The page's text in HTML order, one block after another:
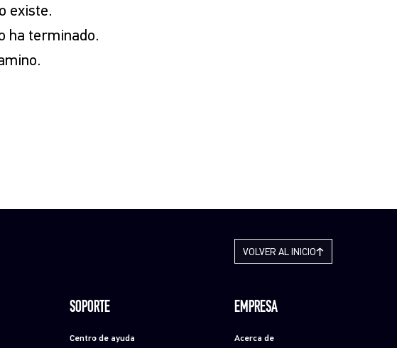
existe.
ha terminado.
SOPORTE
Centro de ayuda
EMPRESA
Acerca de
VOLVER AL INICIO